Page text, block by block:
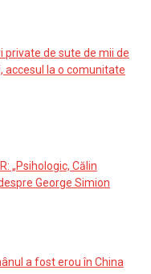
private de sute de mii de
accesul la o comunitate
„Psihologic, Călin
George Simion
a fost erou în China